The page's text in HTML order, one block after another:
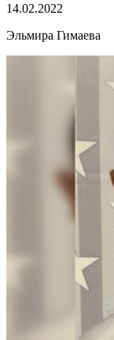
14.02.2022
Эльмира Гимаева